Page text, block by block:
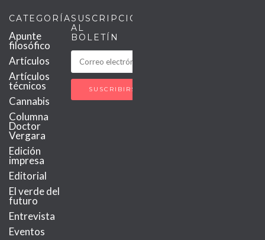
CATEGORÍAS
Apunte
filosófico
Artículos
Artículos
técnicos
Cannabis
Columna
Doctor
Vergara
Edición
impresa
Editorial
El verde del
futuro
Entrevista
Eventos
SUSCRIPCIÓN
AL
BOLETÍN